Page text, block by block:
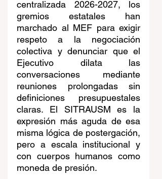
centralizada 2026-2027, los
gremios estatales han
marchado al MEF para exigir
respeto a la negociación
colectiva y denunciar que el
Ejecutivo dilata las
conversaciones mediante
reuniones prolongadas sin
definiciones presupuestales
claras. El SITRAUSM es la
expresión más aguda de esa
misma lógica de postergación,
pero a escala institucional y
con cuerpos humanos como
moneda de presión.